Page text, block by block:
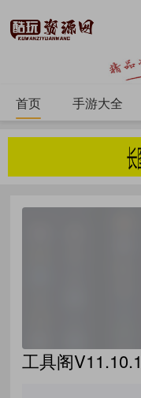
首页 手游大全
工具阁